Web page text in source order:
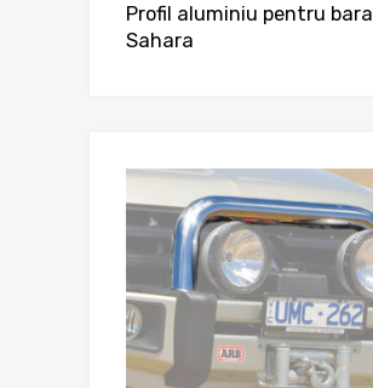
Profil aluminiu pentru bara
Sahara